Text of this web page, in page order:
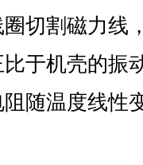
切割磁力线
于机壳的振
随温度线性